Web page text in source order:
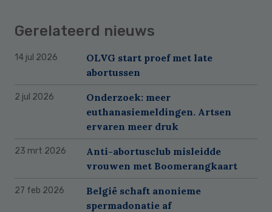
Gerelateerd nieuws
14 jul 2026
OLVG start proef met late
abortussen
2 jul 2026
Onderzoek: meer
euthanasiemeldingen. Artsen
ervaren meer druk
23 mrt 2026
Anti-abortusclub misleidde
vrouwen met Boomerangkaart
27 feb 2026
België schaft anonieme
spermadonatie af